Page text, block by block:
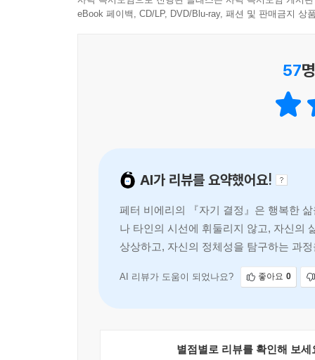
‘자기 결정’의 삶이 가장 행복한 삶인데, 우리가
외부로부터 받은 영향에 잠식당하지 말고 스스로
이때 우리에게 꼭 필요한 것이 바로 냉철한 자기
한다. 타인의 시선이나 사회적인 압박을 걷어내
결정의 삶은 문화적 정체성을 가꾸는 과정으로
활동을 한 아일랜드인 사무엘 베케트 같은 작가
스스로 결정함으로써 문화적 정체성을 구축해
삶의 들러리가 아닌 주인이 되어 살아가라
eBook 페이백, CD/LP, DVD/Blu-ray, 패션 및 판매금지 상
57
AI가 리뷰를 요약했어요!
페터 비에리의 『자기 결정』은 행복한
나 타인의 시선에 휘둘리지 않고, 자신의
상상하고, 자신의 정체성을 탐구하는 과
AI 리뷰가 도움이 되었나요? 좋아요 0
별점별로 리뷰를 확인해 보세